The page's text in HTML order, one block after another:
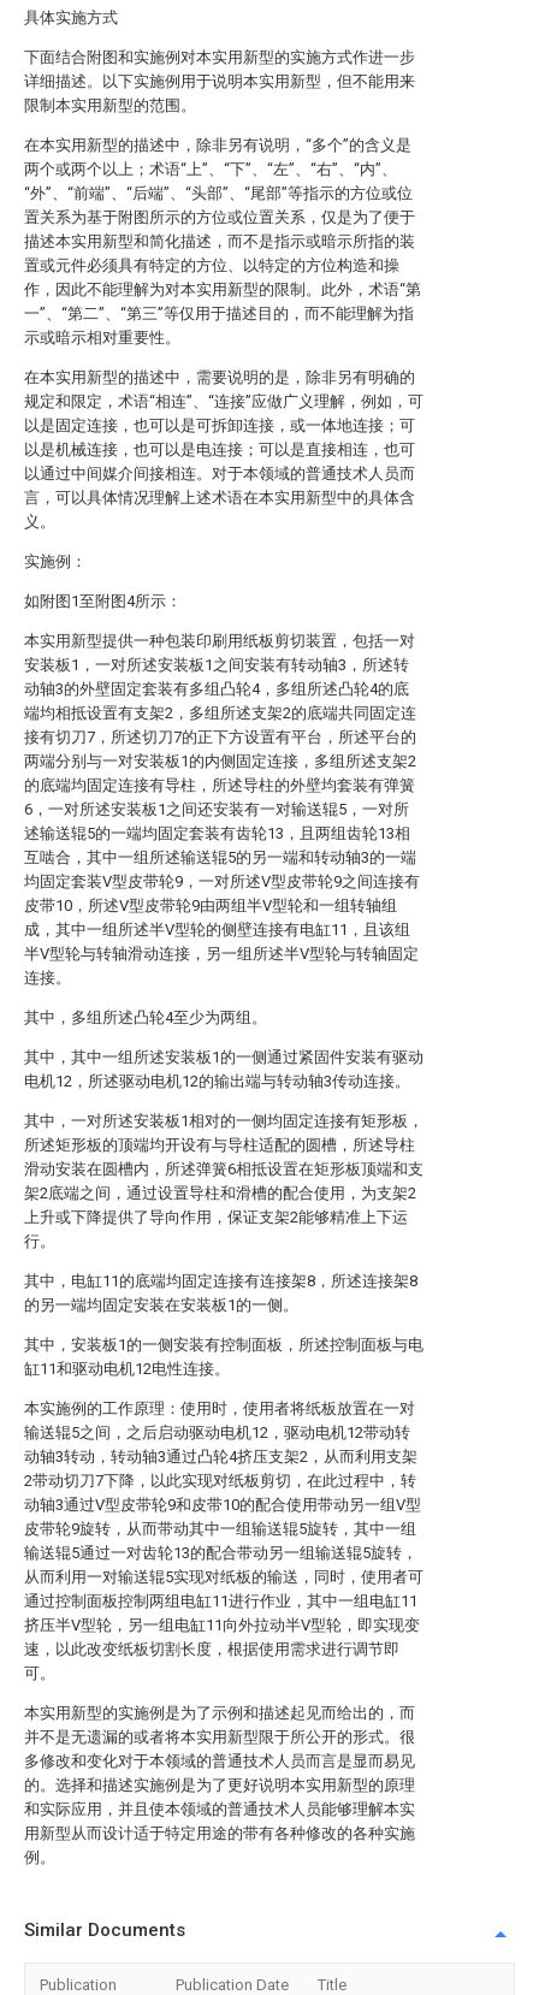
具体实施方式
下面结合附图和实施例对本实用新型的实施方式作进一步
详细描述。以下实施例用于说明本实用新型，但不能用来
限制本实用新型的范围。
在本实用新型的描述中，除非另有说明，“多个”的含义是
两个或两个以上；术语“上”、“下”、“左”、“右”、“内”、
“外”、“前端”、“后端”、“头部”、“尾部”等指示的方位或位
置关系为基于附图所示的方位或位置关系，仅是为了便于
描述本实用新型和简化描述，而不是指示或暗示所指的装
置或元件必须具有特定的方位、以特定的方位构造和操
作，因此不能理解为对本实用新型的限制。此外，术语“第
一”、“第二”、“第三”等仅用于描述目的，而不能理解为指
示或暗示相对重要性。
在本实用新型的描述中，需要说明的是，除非另有明确的
规定和限定，术语“相连”、“连接”应做广义理解，例如，可
以是固定连接，也可以是可拆卸连接，或一体地连接；可
以是机械连接，也可以是电连接；可以是直接相连，也可
以通过中间媒介间接相连。对于本领域的普通技术人员而
言，可以具体情况理解上述术语在本实用新型中的具体含
义。
实施例：
如附图1至附图4所示：
本实用新型提供一种包装印刷用纸板剪切装置，包括一对
安装板1，一对所述安装板1之间安装有转动轴3，所述转
动轴3的外壁固定套装有多组凸轮4，多组所述凸轮4的底
端均相抵设置有支架2，多组所述支架2的底端共同固定连
接有切刀7，所述切刀7的正下方设置有平台，所述平台的
两端分别与一对安装板1的内侧固定连接，多组所述支架2
的底端均固定连接有导柱，所述导柱的外壁均套装有弹簧
6，一对所述安装板1之间还安装有一对输送辊5，一对所
述输送辊5的一端均固定套装有齿轮13，且两组齿轮13相
互啮合，其中一组所述输送辊5的另一端和转动轴3的一端
均固定套装V型皮带轮9，一对所述V型皮带轮9之间连接有
皮带10，所述V型皮带轮9由两组半V型轮和一组转轴组
成，其中一组所述半V型轮的侧壁连接有电缸11，且该组
半V型轮与转轴滑动连接，另一组所述半V型轮与转轴固定
连接。
其中，多组所述凸轮4至少为两组。
其中，其中一组所述安装板1的一侧通过紧固件安装有驱动
电机12，所述驱动电机12的输出端与转动轴3传动连接。
其中，一对所述安装板1相对的一侧均固定连接有矩形板，
所述矩形板的顶端均开设有与导柱适配的圆槽，所述导柱
滑动安装在圆槽内，所述弹簧6相抵设置在矩形板顶端和支
架2底端之间，通过设置导柱和滑槽的配合使用，为支架2
上升或下降提供了导向作用，保证支架2能够精准上下运
行。
其中，电缸11的底端均固定连接有连接架8，所述连接架8
的另一端均固定安装在安装板1的一侧。
其中，安装板1的一侧安装有控制面板，所述控制面板与电
缸11和驱动电机12电性连接。
本实施例的工作原理：使用时，使用者将纸板放置在一对
输送辊5之间，之后启动驱动电机12，驱动电机12带动转
动轴3转动，转动轴3通过凸轮4挤压支架2，从而利用支架
2带动切刀7下降，以此实现对纸板剪切，在此过程中，转
动轴3通过V型皮带轮9和皮带10的配合使用带动另一组V型
皮带轮9旋转，从而带动其中一组输送辊5旋转，其中一组
输送辊5通过一对齿轮13的配合带动另一组输送辊5旋转，
从而利用一对输送辊5实现对纸板的输送，同时，使用者可
通过控制面板控制两组电缸11进行作业，其中一组电缸11
挤压半V型轮，另一组电缸11向外拉动半V型轮，即实现变
速，以此改变纸板切割长度，根据使用需求进行调节即
可。
本实用新型的实施例是为了示例和描述起见而给出的，而
并不是无遗漏的或者将本实用新型限于所公开的形式。很
多修改和变化对于本领域的普通技术人员而言是显而易见
的。选择和描述实施例是为了更好说明本实用新型的原理
和实际应用，并且使本领域的普通技术人员能够理解本实
用新型从而设计适于特定用途的带有各种修改的各种实施
例。
Similar Documents
Publication Publication Date Title